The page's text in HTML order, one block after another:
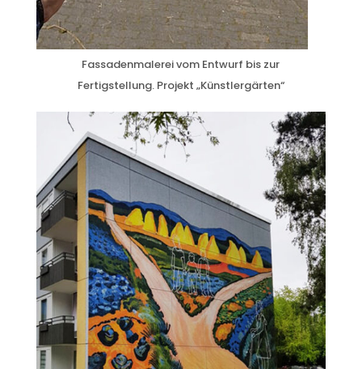
Fassadenmalerei vom Entwurf bis zur
Fertigstellung. Projekt „Künstlergärten“